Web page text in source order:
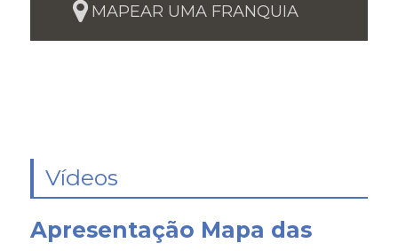
MAPEAR UMA FRANQUIA
Vídeos
Apresentação Mapa das